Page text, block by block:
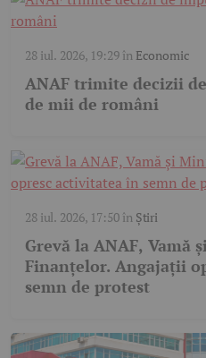
28 iul. 2026, 19:29în Economic
ANAF trimite decizii
de mii de români
28 iul. 2026, 17:50în Știri
Grevă la ANAF, Vamă
Finanțelor. Angajații
semn de protest